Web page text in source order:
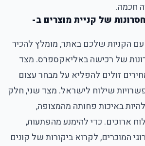
של קניית מוצרים ב-
הקניות שלכם באתר, מומלץ להכיר
של רכישה באליאקספרס. מצד
זולים להפליא על מבחר עצום
שילוח לישראל. מצד שני, חלק
באיכות פחותה מהמצופה,
ארוכים. כדי להימנע מהפתעות,
המוכרים, לקרוא ביקורות של קונים